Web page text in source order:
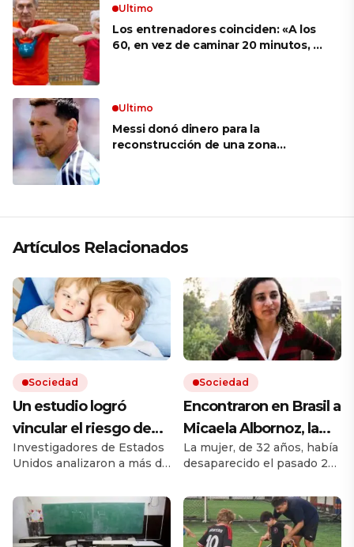
Ultimo
Los entrenadores coinciden: «A los
60, en vez de caminar 20 minutos, es
Ultimo
Messi donó dinero para la
reconstrucción de una zona
Artículos Relacionados
Sociedad
Un estudio logró
vincular el riesgo de
padecer algunas
enfermedades clave a
si se es hermano
mayor o menor
Investigadores de Estados
Unidos analizaron a más de
de más de 5 millones de
familias. Encontraron que
en el desarrollo de 150
enfermedades y trastornos
Sociedad
Encontraron en Brasil a
Micaela Albornoz, la
rosarina buscada
desde hace más de un
mes
La mujer, de 32 años, había
desaparecido el pasado 24
motivó una recompensa
millonaria para obtener
información sobre su
paradero. Fue identificada